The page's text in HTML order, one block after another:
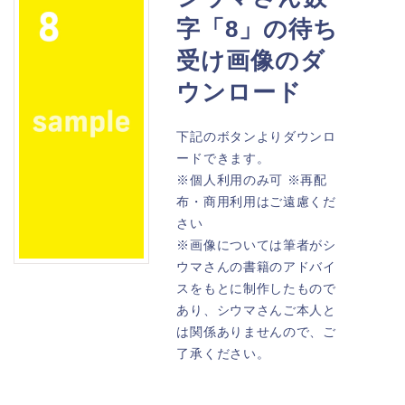
字「8」の待ち
受け画像のダ
ウンロード
下記のボタンよりダウンロ
ードできます。
※個人利用のみ可 ※再配
布・商用利用はご遠慮くだ
さい
※画像については筆者がシ
ウマさんの書籍のアドバイ
スをもとに制作したもので
あり、シウマさんご本人と
は関係ありませんので、ご
了承ください。